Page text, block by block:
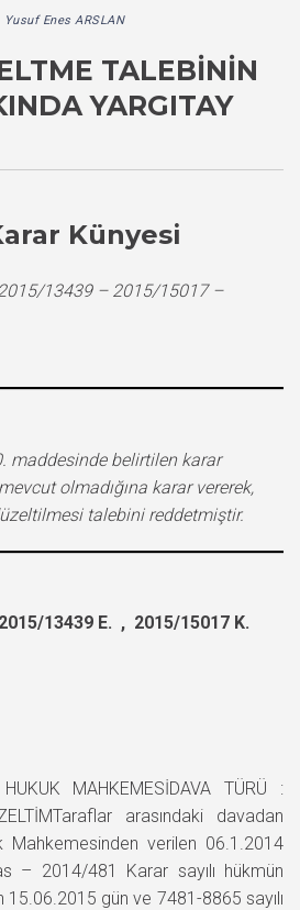
Yusuf Enes ARSLAN
TALEBININ
YARGITAY
Künyesi
13439 – 2015/15017 –
maddesinde belirtilen karar
olmadığına karar vererek,
talebini reddetmiştir.
13439 E. , 2015/15017 K.
MAHKEMESİDAVA TÜRÜ :
arasındaki davadan
Mahkemesinden verilen 06.1.2014
– 2014/481 Karar sayılı hükmün
15.06.2015 gün ve 7481-8865 sayılı